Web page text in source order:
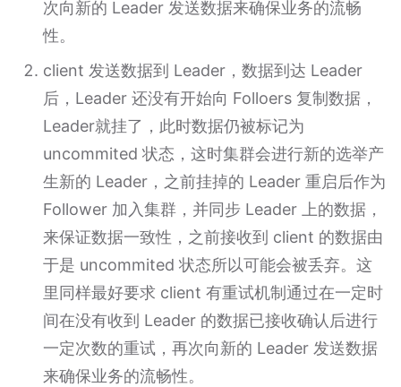
次向新的 Leader 发送数据来确保业务的流畅
性。
client 发送数据到 Leader，数据到达 Leader
后，Leader 还没有开始向 Folloers 复制数据，
Leader就挂了，此时数据仍被标记为
uncommited 状态，这时集群会进行新的选举产
生新的 Leader，之前挂掉的 Leader 重启后作为
Follower 加入集群，并同步 Leader 上的数据，
来保证数据一致性，之前接收到 client 的数据由
于是 uncommited 状态所以可能会被丢弃。这
里同样最好要求 client 有重试机制通过在一定时
间在没有收到 Leader 的数据已接收确认后进行
一定次数的重试，再次向新的 Leader 发送数据
来确保业务的流畅性。